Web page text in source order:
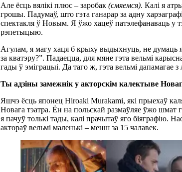
Але ёсць вялікі плюс – заробак(смяемся). Калі я
грошы. Падумаў, што гэта ганарар за адну
спектакля ў Новым. Я ўжо хацеў патэлефанаваць у
рэпетыцыю.
Агулам, я магу хаця б крыху выдыхнуць, не думаць
за кватэру?”. Падаецца, для мяне гэта вельмі
гады ў эміграцыі. Да таго ж, гэта вельмі дапамагае з
Ты адзіны замежнік у акторскім калектыве
Яшчэ ёсць японец Hiroaki Murakami, які прыехаў
Новага тэатра. Ён на польскай размаўляе ўжо шмат
я пачуў толькі тады, калі прачытаў яго біяграфію.
актораў вельмі маленькі – менш за 15 чалавек.